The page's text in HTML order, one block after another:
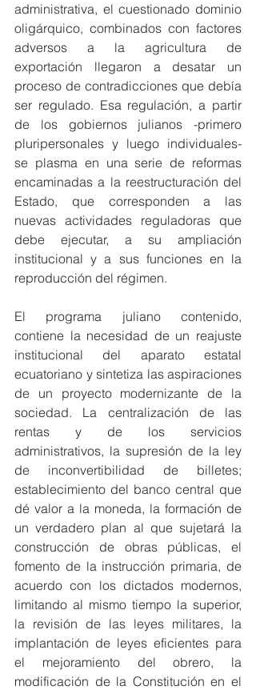
administrativa, el cuestionado dominio
oligárquico, combinados con factores
adversos a la agricultura de
exportación llegaron a desatar un
proceso de contradicciones que debía
ser regulado. Esa regulación, a partir
de los gobiernos julianos -primero
pluripersonales y luego individuales-
se plasma en una serie de reformas
encaminadas a la reestructuración del
Estado, que corresponden a las
nuevas actividades reguladoras que
debe ejecutar, a su ampliación
institucional y a sus funciones en la
reproducción del régimen.
El programa juliano contenido,
contiene la necesidad de un reajuste
institucional del aparato estatal
ecuatoriano y sintetiza las aspiraciones
de un proyecto modernizante de la
sociedad. La centralización de las
rentas y de los servicios
administrativos, la supresión de la ley
de inconvertibilidad de billetes;
establecimiento del banco central que
dé valor a la moneda, la formación de
un verdadero plan al que sujetará la
construcción de obras públicas, el
fomento de la instrucción primaria, de
acuerdo con los dictados modernos,
limitando al mismo tiempo la superior,
la revisión de las leyes militares, la
implantación de leyes eficientes para
el mejoramiento del obrero, la
modificación de la Constitución en el